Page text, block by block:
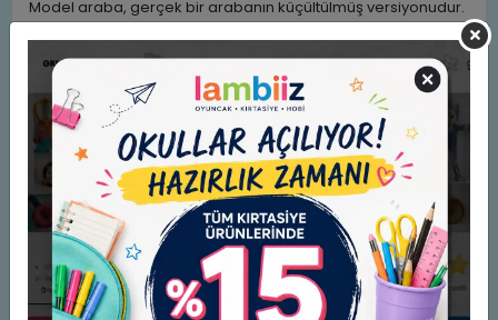
Model araba, gerçek bir arabanın küçültülmüş versiyonudur.
20. yüzyılın başlarından beri uygulanan ve die-cast adı
Zaman içerisinde die-cast model arabalar, tüm dünyada
olduğu gibi ülkemizde de bir hobi haline gelmiş ve model
araba koleksiyonculuğu hızla yaygınlaşmıştır.
Çocukların yeni hikâyeler oluşturarak hayal güçlerinin ve
yaratıcılıklarının gelişmesini desteklerken onların oyun kurma
ve taklit becerilerine katkı sağlar. Arkadaşlarıyla
oynayacakları oyunlar sosyalleşmelerine yardımcı olur.